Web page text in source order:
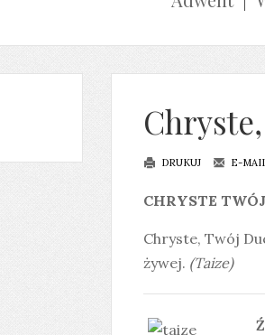
DRUKUJ E-
CHRYSTE
Chryste, Twój
żywej. (Taize)